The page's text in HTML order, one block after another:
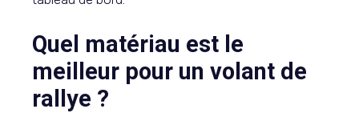
Quel matériau est le
meilleur pour un volant de
rallye ?